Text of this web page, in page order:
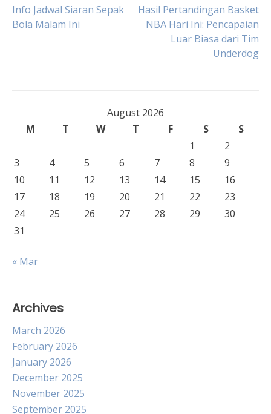
Post
Info Jadwal Siaran Sepak
Bola Malam Ini
Hasil Pertandingan Basket
NBA Hari Ini: Pencapaian
Luar Biasa dari Tim
Underdog
August 2026
M
T W T F S
S
1
2
3
4 5 6 7 8
9
10
11 12 13 14 15
16
17
18 19 20 21 22
23
24
25 26 27 28 29
30
31
« Mar
Archives
March 2026
February 2026
January 2026
December 2025
November 2025
September 2025